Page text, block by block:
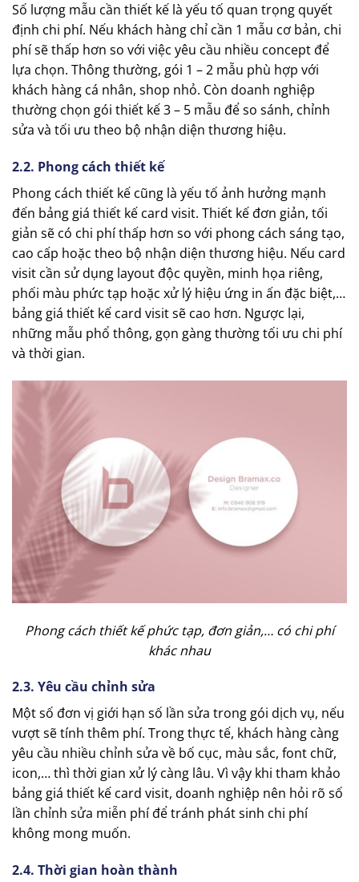
Số lượng mẫu cần thiết kế là yếu tố quan trọng quyết
định chi phí. Nếu khách hàng chỉ cần 1 mẫu cơ bản, chi
phí sẽ thấp hơn so với việc yêu cầu nhiều concept để
lựa chọn. Thông thường, gói 1 – 2 mẫu phù hợp với
khách hàng cá nhân, shop nhỏ. Còn doanh nghiệp
thường chọn gói thiết kế 3 – 5 mẫu để so sánh, chỉnh
sửa và tối ưu theo bộ nhận diện thương hiệu.
2.2. Phong cách thiết kế
Phong cách thiết kế cũng là yếu tố ảnh hưởng mạnh
đến bảng giá thiết kế card visit. Thiết kế đơn giản, tối
giản sẽ có chi phí thấp hơn so với phong cách sáng tạo,
cao cấp hoặc theo bộ nhận diện thương hiệu. Nếu card
visit cần sử dụng layout độc quyền, minh họa riêng,
phối màu phức tạp hoặc xử lý hiệu ứng in ấn đặc biệt,…
bảng giá thiết kế card visit sẽ cao hơn. Ngược lại,
những mẫu phổ thông, gọn gàng thường tối ưu chi phí
và thời gian.
Phong cách thiết kế phức tạp, đơn giản,… có chi phí
khác nhau
2.3. Yêu cầu chỉnh sửa
Một số đơn vị giới hạn số lần sửa trong gói dịch vụ, nếu
vượt sẽ tính thêm phí. Trong thực tế, khách hàng càng
yêu cầu nhiều chỉnh sửa về bố cục, màu sắc, font chữ,
icon,… thì thời gian xử lý càng lâu. Vì vậy khi tham khảo
bảng giá thiết kế card visit, doanh nghiệp nên hỏi rõ số
lần chỉnh sửa miễn phí để tránh phát sinh chi phí
không mong muốn.
2.4. Thời gian hoàn thành